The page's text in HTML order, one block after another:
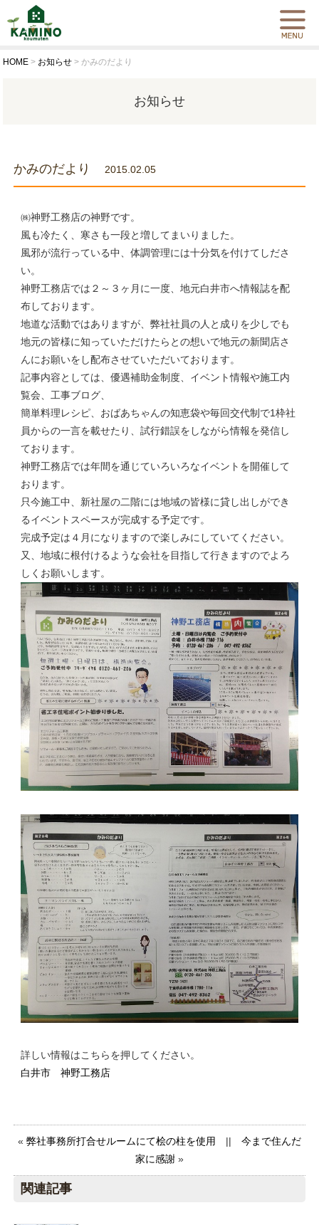
HOME > お知らせ > かみのだより
お知らせ
かみのだより 2015.02.05
㈱神野工務店の神野です。
風も冷たく、寒さも一段と増してまいりました。
風邪が流行っている中、体調管理には十分気を付けてしださ
い。
神野工務店では２～３ヶ月に一度、地元白井市へ情報誌を配
布しております。
地道な活動ではありますが、弊社社員の人と成りを少しでも
地元の皆様に知っていただけたらとの想いで地元の新聞店さ
んにお願いをし配布させていただいております。
記事内容としては、優遇補助金制度、イベント情報や施工内
覧会、工事ブログ、
簡単料理レシピ、おばあちゃんの知恵袋や毎回交代制で1枠社
員からの一言を載せたり、試行錯誤をしながら情報を発信し
ております。
神野工務店では年間を通じていろいろなイベントを開催して
おります。
只今施工中、新社屋の二階には地域の皆様に貸し出しができ
るイベントスペースが完成する予定です。
完成予定は４月になりますので楽しみにしていてください。
又、地域に根付けるような会社を目指して行きますのでよろ
しくお願いします。
詳しい情報はこちらを押してください。
白井市 神野工務店
« 弊社事務所打合せルームにて桧の柱を使用 || 今まで住んだ
家に感謝»
関連記事